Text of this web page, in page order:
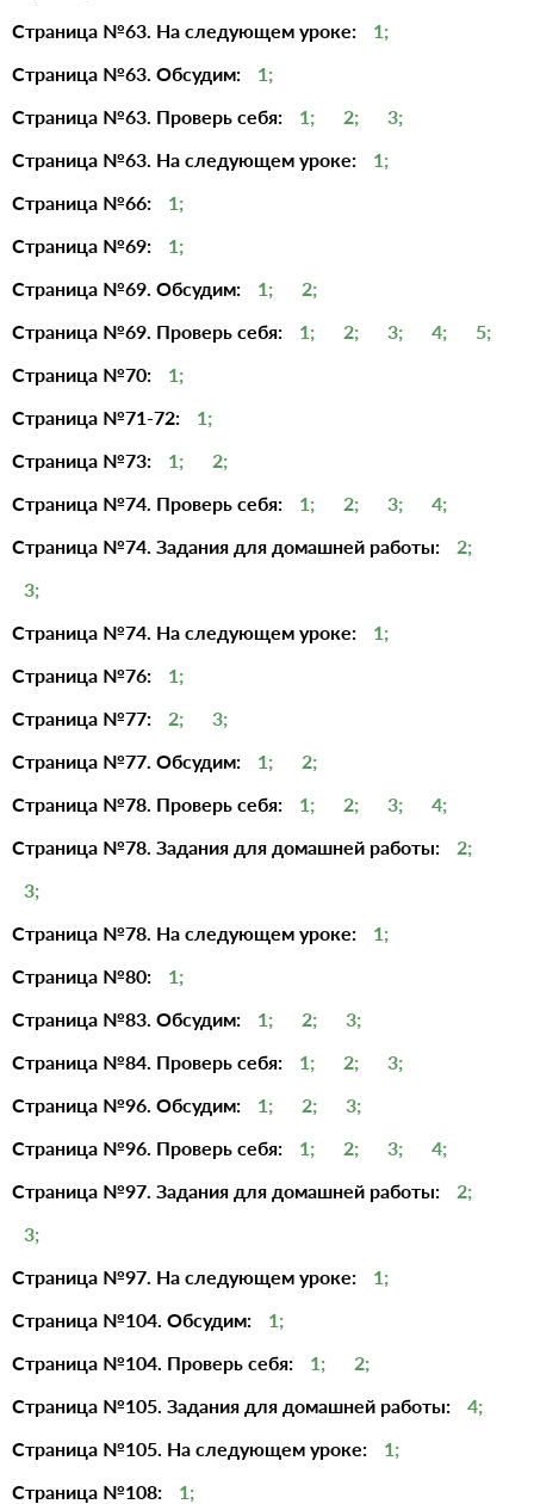
Страница №63. На следующем уроке:
1;
Страница №63. Обсудим:
1;
Страница №63. Проверь себя:
1; 2;
3;
Страница №63. На следующем уроке:
1;
Страница №66:
1;
Страница №69:
1;
Страница №69. Обсудим:
1;
2;
Страница №69. Проверь себя:
1; 2; 3; 4;
5;
Страница №70:
1;
Страница №71-72:
1;
Страница №73:
1;
2;
Страница №74. Проверь себя:
1; 2; 3;
4;
Страница №74. Задания для домашней работы:
2;
3;
Страница №74. На следующем уроке:
1;
Страница №76:
1;
Страница №77:
2;
3;
Страница №77. Обсудим:
1;
2;
Страница №78. Проверь себя:
1; 2; 3;
4;
Страница №78. Задания для домашней работы:
2;
3;
Страница №78. На следующем уроке:
1;
Страница №80:
1;
Страница №83. Обсудим:
1; 2;
3;
Страница №84. Проверь себя:
1; 2;
3;
Страница №96. Обсудим:
1; 2;
3;
Страница №96. Проверь себя:
1; 2; 3;
4;
Страница №97. Задания для домашней работы:
2;
3;
Страница №97. На следующем уроке:
1;
Страница №104. Обсудим:
1;
Страница №104. Проверь себя:
1;
2;
Страница №105. Задания для домашней работы:
4;
Страница №105. На следующем уроке:
1;
Страница №108:
1;